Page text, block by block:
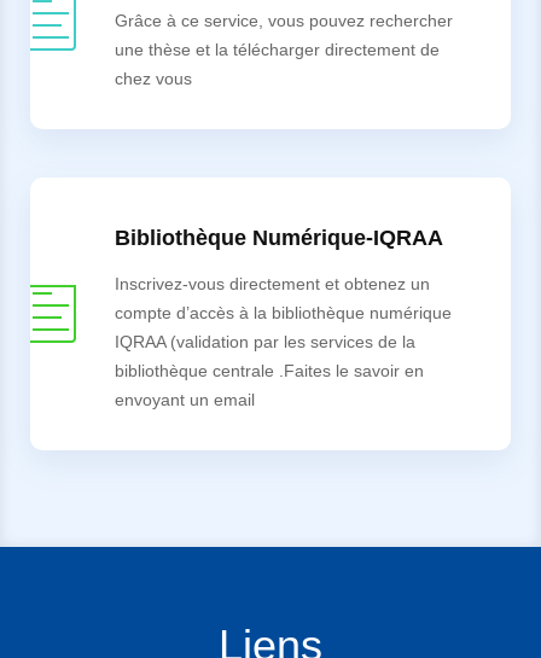
Grâce à ce service, vous pouvez rechercher
une thèse et la télécharger directement de
chez vous
Bibliothèque Numérique-IQRAA
Inscrivez-vous directement et obtenez un
compte d’accès à la bibliothèque numérique
IQRAA (validation par les services de la
bibliothèque centrale .Faites le savoir en
envoyant un email
Liens